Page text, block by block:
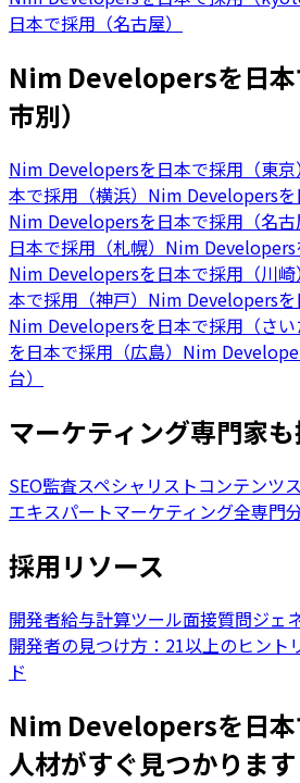
日本で採用（名古屋）
Nim Developersを日本
市別）
Nim Developersを日本で採用（東京）
本で採用（横浜） Nim Developersを
Nim Developersを日本で採用（名古
日本で採用（札幌） Nim Developers
Nim Developersを日本で採用（川崎）
本で採用（神戸） Nim Developersを
Nim Developersを日本で採用（さい
を日本で採用（広島） Nim
台）
マーケティング専門家
SEO監査スペシャリストコンテンツ
エキスパートマーケティング全専門
採用リソース
開発者給与計算ツール面接質問ジェ
開発者の見つけ方：21以上のヒント
ド
Nim Developersを日本
人材がすぐ見つかります